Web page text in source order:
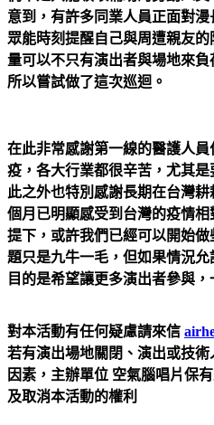
意到，有許多同業人員正面對
眾能時刻提醒自己與周遭親友
量可以不只有演出者與場地來負
所以嘗試做了這次巡迴。
在此非常感謝第一線的醫護人
疫，各大行業都很辛苦，尤其
此之外也特別感謝長期在台灣
個月已明顯感受到台灣的疫情
提下，或許我們已經可以開始
題只是九牛一毛，但如果情況允
目的是希望讓更多演出者參與
對本活動有任何疑慮請來信
若有演出場地關閉、演出或技
因素，主辦單位 空氣腦唱片保
及取消本活動的權利